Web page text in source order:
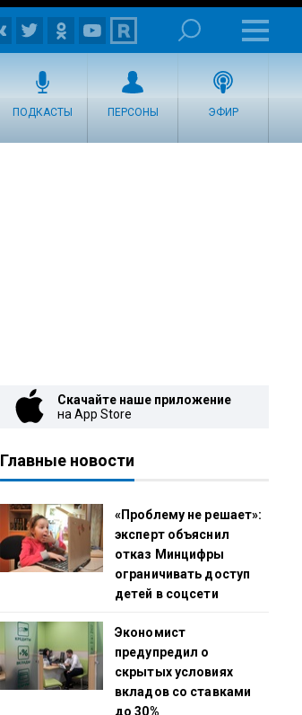
ПОДКАСТЫ ПЕРСОНЫ ЭФИР
Скачайте наше приложение
на App Store
Главные новости
«Проблему не решает»:
эксперт объяснил
отказ Минцифры
ограничивать доступ
детей в соцсети
Экономист
предупредил о
скрытых условиях
вкладов со ставками
до 30%